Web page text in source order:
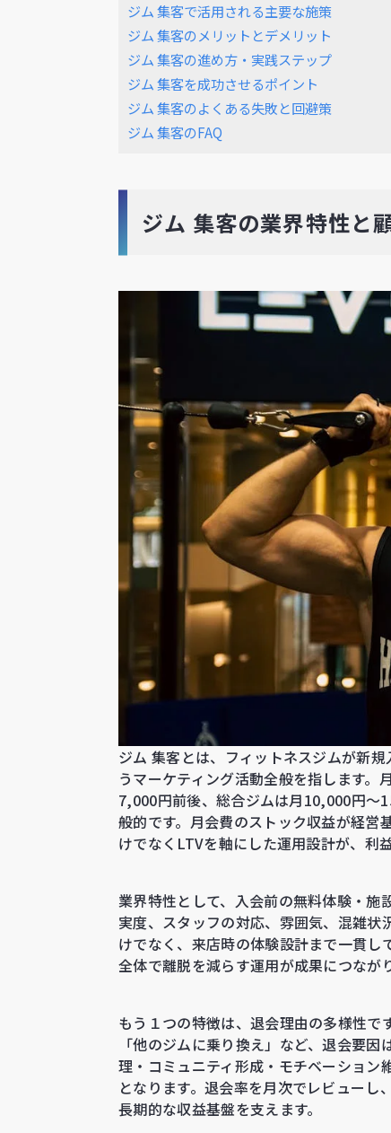
ジム 集客で活用される主要な施策
ジム 集客のメリットとデメリット
ジム 集客の進め方・実践ステップ
ジム 集客を成功させるポイント
ジム 集客のよくある失敗と回避策
ジム 集客のFAQ
ジム 集客の業界特性と
ジム 集客とは、フィットネスジムが新
うマーケティング活動全般を指します
7,000円前後、総合ジムは月10,000円〜
般的です。月会費のストック収益が経営
けでなくLTVを軸にした運用設計が、利
業界特性として、入会前の無料体験・施
実度、スタッフの対応、雰囲気、混雑
けでなく、来店時の体験設計まで一貫
全体で離脱を減らす運用が成果につなが
もう１つの特徴は、退会理由の多様性で
「他のジムに乗り換え」など、退会要
理・コミュニティ形成・モチベーショ
となります。退会率を月次でレビューし
長期的な収益基盤を支えます。